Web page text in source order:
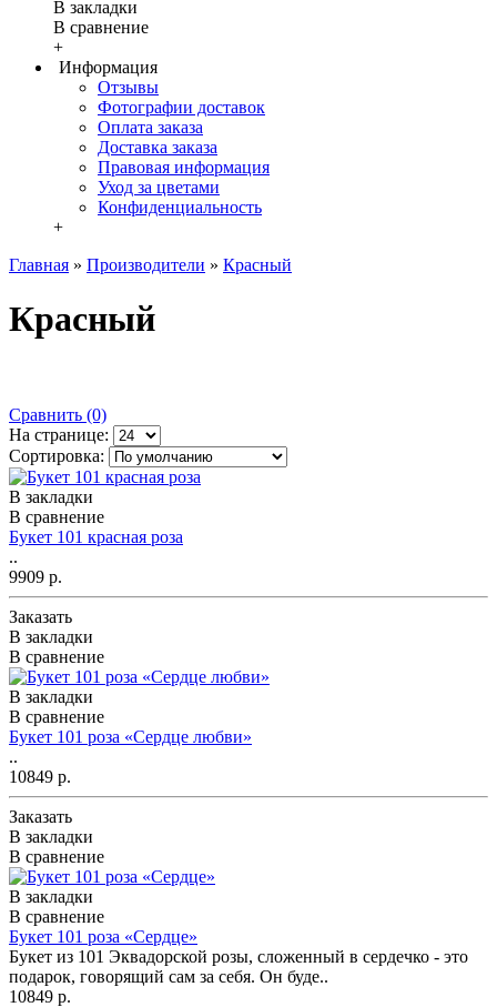
В закладки
В сравнение
+
Информация
Отзывы
Фотографии доставок
Оплата заказа
Доставка заказа
Правовая информация
Уход за цветами
Конфиденциальность
+
Главная » Производители » Красный
Красный
Сравнить (0)
На странице:
Сортировка:
В закладки
В сравнение
Букет 101 красная роза
..
9909 р.
Заказать
В закладки
В сравнение
В закладки
В сравнение
Букет 101 роза «Сердце любви»
..
10849 р.
Заказать
В закладки
В сравнение
В закладки
В сравнение
Букет 101 роза «Сердце»
Букет из 101 Эквадорской розы, сложенный в сердечко - это
подарок, говорящий сам за себя. Он буде..
10849 р.